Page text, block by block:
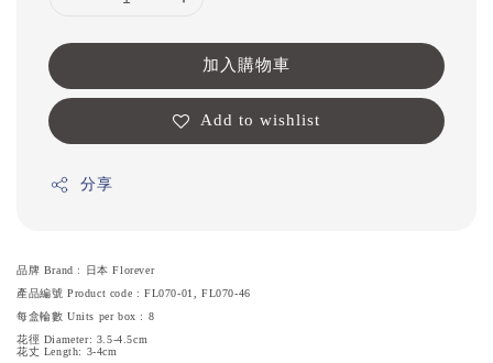
加入購物車
Add to wishlist
分享
品牌 Brand : 日本 Florever
產品編號 Product code : FL070-01, FL070-46
每盒輪數 Units per box : 8
花徑 Diameter: 3.5-4.5cm
花丈 Length: 3-4cm